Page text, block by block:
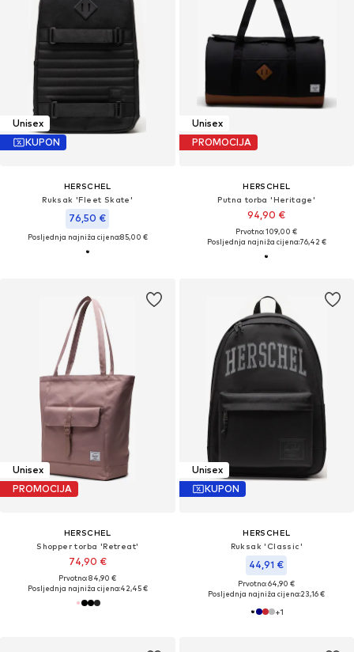
Unisex
KUPON
HERSCHEL
Ruksak 'Fleet Skate'
76,50 €
Posljednja najniža cijena:85,00 €
Unisex
PROMOCIJA
HERSCHEL
Putna torba 'Heritage'
94,90 €
Prvotno: 109,00 €
Posljednja najniža cijena:76,42 €
Unisex
PROMOCIJA
HERSCHEL
Shopper torba 'Retreat'
74,90 €
Prvotno: 84,90 €
Posljednja najniža cijena:42,45 €
Unisex
KUPON
HERSCHEL
Ruksak 'Classic'
44,91 €
Prvotno: 64,90 €
Posljednja najniža cijena:23,16 €
+1